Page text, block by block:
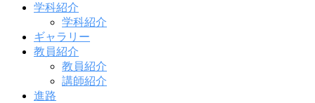
学科紹介
学科紹介
ギャラリー
教員紹介
教員紹介
講師紹介
進路